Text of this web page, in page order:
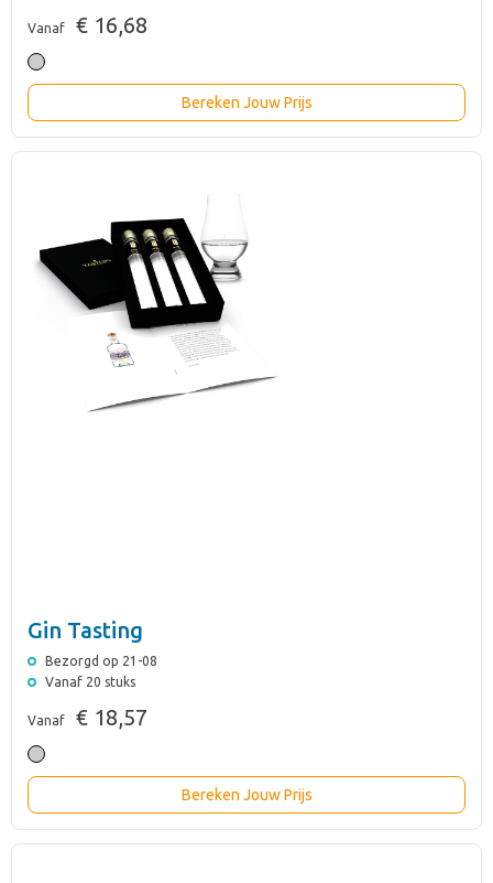
Vanaf € 16,68
Bereken Jouw Prijs
Gin Tasting
Bezorgd op 21-08
Vanaf 20 stuks
Vanaf € 18,57
Bereken Jouw Prijs